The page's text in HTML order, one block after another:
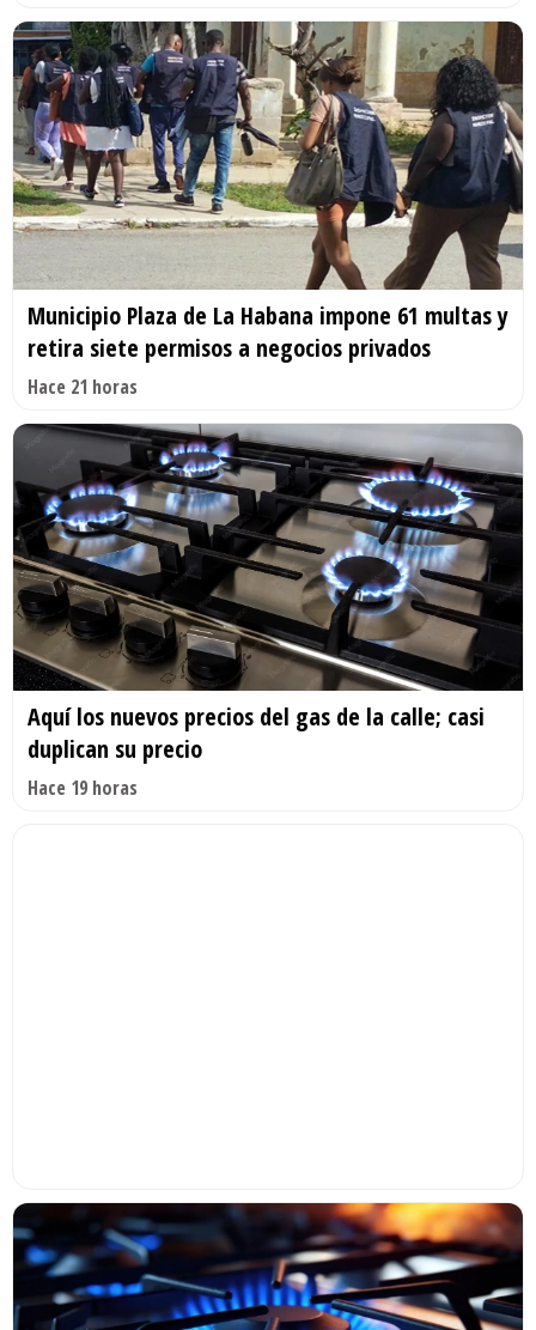
Municipio Plaza de La Habana impone 61 multas y
retira siete permisos a negocios privados
Hace 21 horas
Aquí los nuevos precios del gas de la calle; casi
duplican su precio
Hace 19 horas